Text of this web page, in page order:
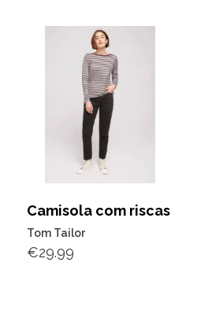
Camisola com riscas
Tom Tailor
€29.99